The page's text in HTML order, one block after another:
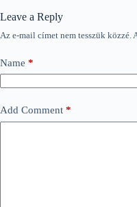
Leave a Reply
Az e-mail címet nem tesszük közzé.
Name *
Add Comment *